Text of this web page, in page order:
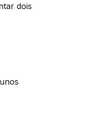
dois